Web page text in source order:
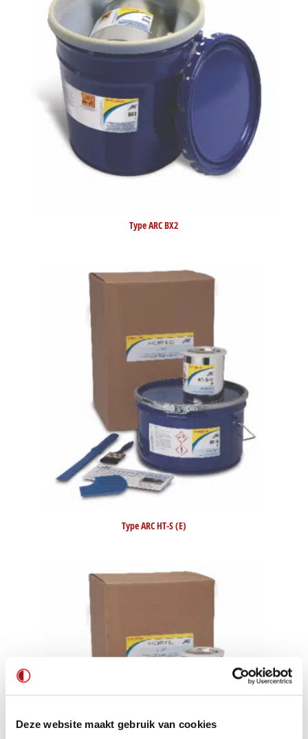
Deze website maakt gebruik van cookies
Type ARC BX2
Type ARC HT-S (E)